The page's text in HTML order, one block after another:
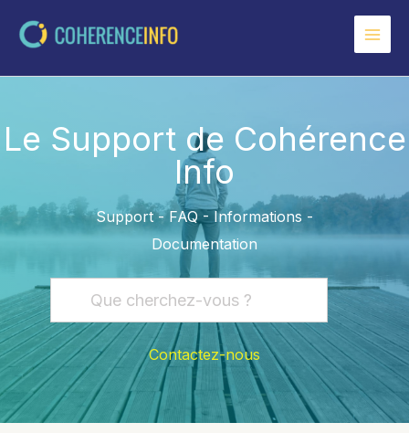
Le Support de Cohérence
Info
Support - FAQ - Informations -
Documentation
Contactez-nous